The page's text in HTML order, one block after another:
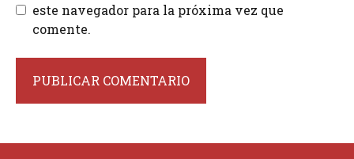
este navegador para la próxima vez que
comente.